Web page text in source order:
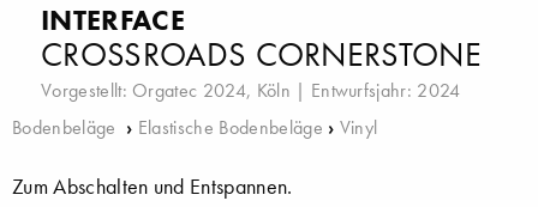
INTERFACE
CROSSROADS CORNERSTONE
Vorgestellt: Orgatec 2024, Köln | Entwurfsjahr: 2024
Bodenbeläge › Elastische Bodenbeläge › Vinyl
Zum Abschalten und Entspannen.